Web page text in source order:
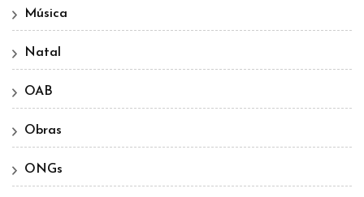
Música
Natal
OAB
Obras
ONGs